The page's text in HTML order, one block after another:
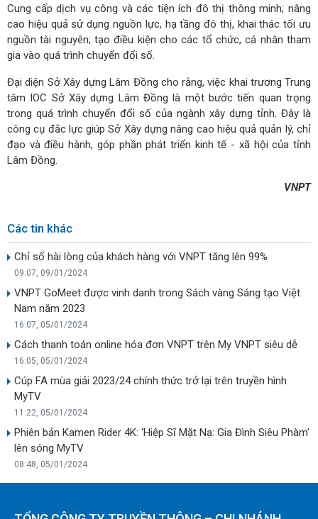
Cung cấp dịch vụ công và các tiện ích đô thị thông minh; nâng
cao hiệu quả sử dụng nguồn lực, hạ tầng đô thị, khai thác tối ưu
nguồn tài nguyên; tạo điều kiện cho các tổ chức, cá nhân tham
gia vào quá trình chuyển đổi số.
Đại diện Sở Xây dựng Lâm Đồng cho rằng, việc khai trương Trung
tâm IOC Sở Xây dựng Lâm Đồng là một bước tiến quan trọng
trong quá trình chuyển đổi số của ngành xây dựng tỉnh. Đây là
công cụ đắc lực giúp Sở Xây dựng nâng cao hiệu quả quản lý, chỉ
đạo và điều hành, góp phần phát triển kinh tế - xã hội của tỉnh
Lâm Đồng.
VNPT
Các tin khác
Chỉ số hài lòng của khách hàng với VNPT tăng lên 99%
09:07, 09/01/2024
VNPT GoMeet được vinh danh trong Sách vàng Sáng tạo Việt
Nam năm 2023
16:07, 05/01/2024
Cách thanh toán online hóa đơn VNPT trên My VNPT siêu dễ
16:05, 05/01/2024
Cúp FA mùa giải 2023/24 chính thức trở lại trên truyền hình
MyTV
11:22, 05/01/2024
Phiên bản Kamen Rider 4K: ‘Hiệp Sĩ Mặt Nạ: Gia Đình Siêu Phàm’
lên sóng MyTV
08:48, 05/01/2024